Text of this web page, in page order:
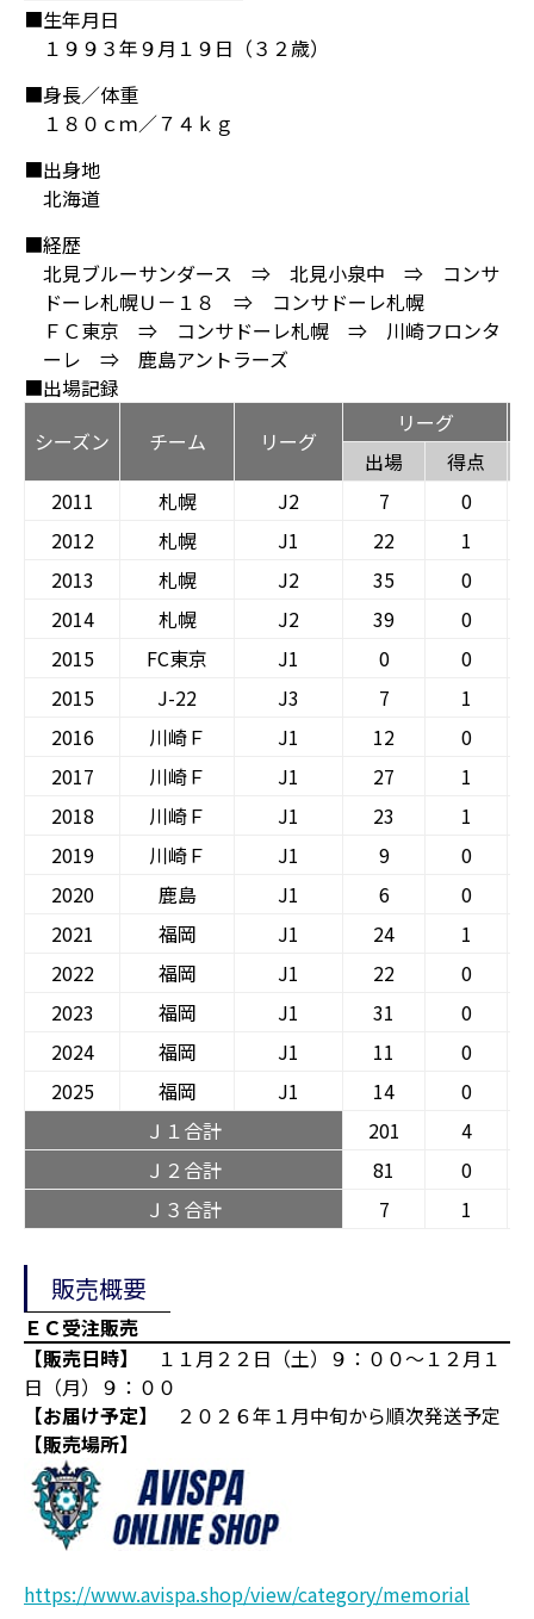
■生年月日
１９９３年９月１９日（３２歳）
■身長／体重
１８０ｃｍ／７４ｋｇ
■出身地
北海道
■経歴
北見ブルーサンダース ⇒ 北見小泉中 ⇒ コンサ
ドーレ札幌Ｕ－１８ ⇒ コンサドーレ札幌
ＦＣ東京 ⇒ コンサドーレ札幌 ⇒ 川崎フロンタ
ーレ ⇒ 鹿島アントラーズ
■出場記録
シーズン
チーム リーグ
リーグ
出場
得点
2011
札幌 J2 7
0
2012
札幌 J1 22
1
2013
札幌 J2 35
0
2014
札幌 J2 39
0
2015
FC東京 J1 0
0
2015
J-22 J3 7
1
2016
川崎Ｆ J1 12
0
2017
川崎Ｆ J1 27
1
2018
川崎Ｆ J1 23
1
2019
川崎Ｆ J1 9
0
2020
鹿島 J1 6
0
2021
福岡 J1 24
1
2022
福岡 J1 22
0
2023
福岡 J1 31
0
2024
福岡 J1 11
0
2025
福岡 J1 14
0
Ｊ１合計
201
4
Ｊ２合計
81
0
Ｊ３合計
7 1
販売概要
ＥＣ受注販売
【販売日時】
１１月２２日（土）９：００～１２月１
日（月）９：００
【お届け予定】
２０２６年１月中旬から順次発送予定
【販売場所】
https://www.avispa.shop/view/category/memorial